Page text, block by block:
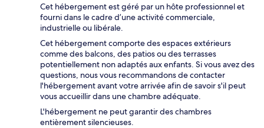
Cet hébergement est géré par un hôte professionnel et
fourni dans le cadre d’une activité commerciale,
industrielle ou libérale.
Cet hébergement comporte des espaces extérieurs
comme des balcons, des patios ou des terrasses
potentiellement non adaptés aux enfants. Si vous avez des
questions, nous vous recommandons de contacter
l'hébergement avant votre arrivée afin de savoir s'il peut
vous accueillir dans une chambre adéquate.
L'hébergement ne peut garantir des chambres
entièrement silencieuses.